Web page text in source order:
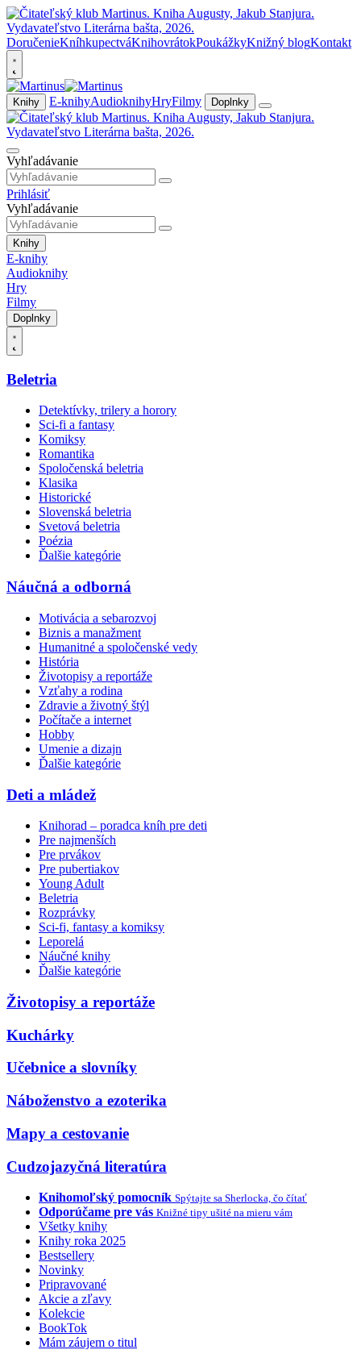
DoručenieKníhkupectváKnihovrátokPoukážkyKnižný blogKontakt
Knihy E-knihyAudioknihyHryFilmy Doplnky
Vyhľadávanie
Prihlásiť
Vyhľadávanie
Knihy
E-knihy
Audioknihy
Hry
Filmy
Doplnky
Beletria
Detektívky, trilery a horory
Sci-fi a fantasy
Komiksy
Romantika
Spoločenská beletria
Klasika
Historické
Slovenská beletria
Svetová beletria
Poézia
Ďalšie kategórie
Náučná a odborná
Motivácia a sebarozvoj
Biznis a manažment
Humanitné a spoločenské vedy
História
Životopisy a reportáže
Vzťahy a rodina
Zdravie a životný štýl
Počítače a internet
Hobby
Umenie a dizajn
Ďalšie kategórie
Deti a mládež
Knihorad – poradca kníh pre deti
Pre najmenších
Pre prvákov
Pre pubertiakov
Young Adult
Beletria
Rozprávky
Sci-fi, fantasy a komiksy
Leporelá
Náučné knihy
Ďalšie kategórie
Životopisy a reportáže
Kuchárky
Učebnice a slovníky
Náboženstvo a ezoterika
Mapy a cestovanie
Cudzojazyčná literatúra
Knihomoľský pomocník Spýtajte sa Sherlocka, čo čítať
Odporúčame pre vás Knižné tipy ušité na mieru vám
Všetky knihy
Knihy roka 2025
Bestsellery
Novinky
Pripravované
Akcie a zľavy
Kolekcie
BookTok
Mám záujem o titul